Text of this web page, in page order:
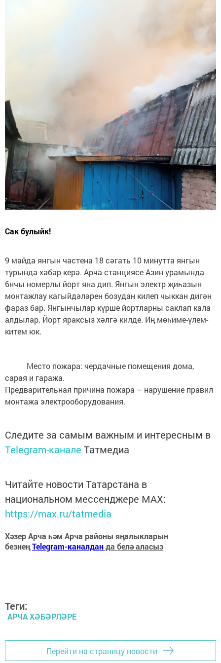
Сак булыйк!
9 майда янгын частена 18 сәгать 10 минутта янгын
турында хәбәр керә. Арча станциясе Азин урамында
6нчы номерлы йорт яна дип. Янгын электр җиһазын
монтажлау кагыйдәләрен бозудан килеп чыккан дигән
фараз бар. Янгынчылар күрше йортларны саклап кала
алдылар. Йорт яраксыз хәлгә килде. Иң мөһиме-үлем-
китем юк.
Место пожара: чердачные помещения дома,
сарая и гаража.
Предварительная причина пожара – нарушение правил
монтажа электрооборудования.
Следите за самым важным и интересным в
Telegram-канале Татмедиа
Читайте новости Татарстана в
национальном мессенджере MАХ:
https://max.ru/tatmedia
Хәзер Арча һәм Арча районы яңалыкларын
безнеңTelegram-каналданда белә аласыз
Теги:
АРЧА ХӘБӘРЛӘРЕ
Перейти на страницу новости